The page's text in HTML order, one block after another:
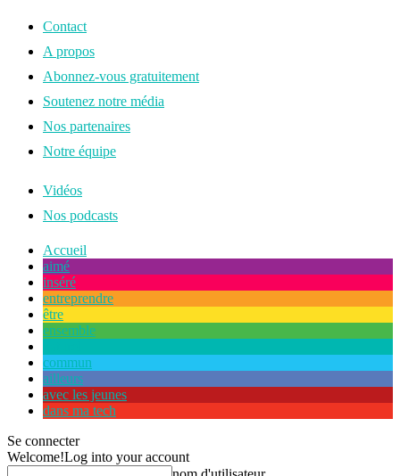
Contact
A propos
Abonnez-vous gratuitement
Soutenez notre média
Nos partenaires
Notre équipe
Vidéos
Nos podcasts
Accueil
aimé
inséré
entreprendre
être
ensemble
commun
ailleurs
avec les jeunes
dans ma tech
Se connecter
Welcome!Log into your account